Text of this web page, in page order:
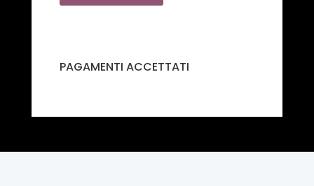
PAGAMENTI ACCETTATI